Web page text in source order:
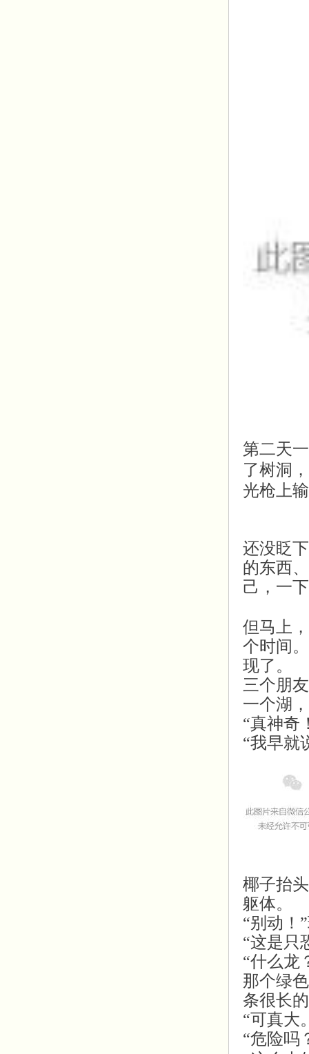
第二天
了树洞，
光枪上
还没眨
的东西
己， 一
但马上
个时间
现了。
三个朋
一个湖
“真神奇
“我早就
椰子抬
躯体。
“别动！”
“这是只
“什么龙
那个绿
条很长
“可真大
“危险吗